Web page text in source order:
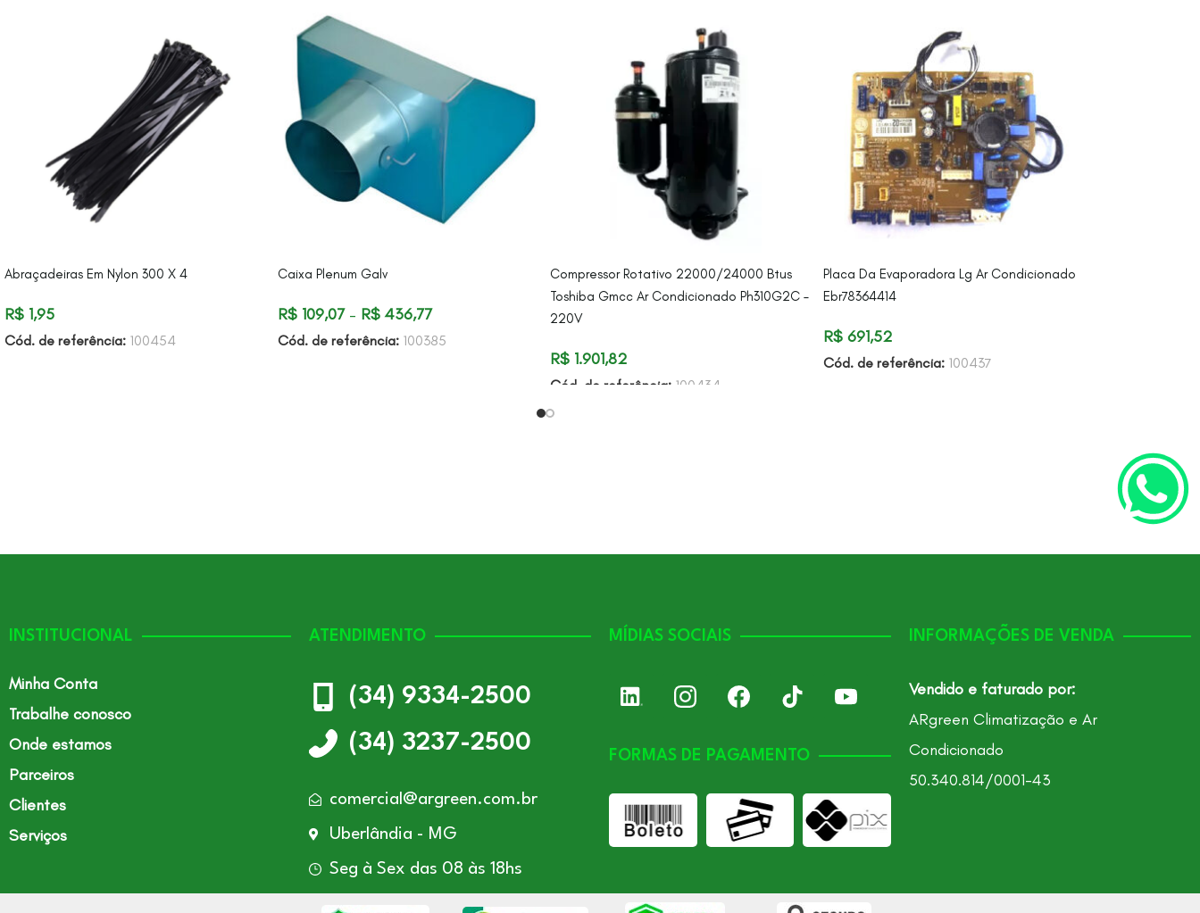
Abraçadeiras Em Nylon 300 X 4
R$ 1,95
Cód. de referência: 100454
Caixa Plenum Galv
R$109,07 – R$436,77
Cód. de referência: 100385
Compressor Rotativo 22000/24000 Btus
Toshiba Gmcc Ar Condicionado Ph310G2C –
220V
R$ 1.901,82
Cód. de referência: 100434
Placa Da Evaporadora Lg Ar Condicionado
Ebr78364414
R$691,52
Cód. de referência: 100437
INSTITUCIONAL
Minha Conta
Trabalhe conosco
Onde estamos
Parceiros
Clientes
Serviços
ATENDIMENTO
(34) 9334-2500
(34) 3237-2500
comercial@argreen.com.br
Uberlândia - MG
Seg à Sex das 08 às 18hs
MÍDIAS SOCIAIS
FORMAS DE PAGAMENTO
INFORMAÇÕES DE VENDA
Vendido e faturado por:
ARgreen Climatização e Ar
Condicionado
50.340.814/0001-43